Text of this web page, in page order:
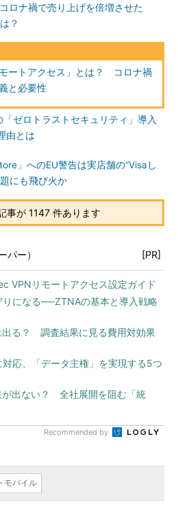
ロナ禍で売り上げを倍増させた
？
モートアクセス」とは？ コロナ禍
と必要性
「ゼロトラストセキュリティ」導入
由とは
」へのEU警告は実店舗の“Visaし
にも飛び火か
事が 1147 件あります
パー） [PR]
VPNリモートアクセス設定ガイド
りになる──ZTNAの基本と導入戦略
出る？ 調査結果に見る費用対効果
応、「データ主権」を実現する5つ
が出ない？ 全社展開を阻む「統
Recommended by
モバイル